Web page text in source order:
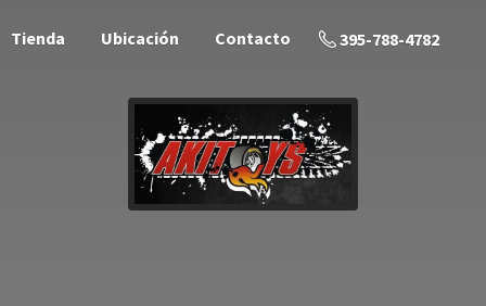
Tienda Ubicación Contacto 395-788-4782